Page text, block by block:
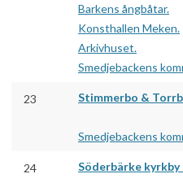
Barkens ångbåtar.
Konsthallen Meken.
Arkivhuset.
Smedjebackens
23 Stimmerbo &
Smedjebackens
24 Söderbärke kyrkby